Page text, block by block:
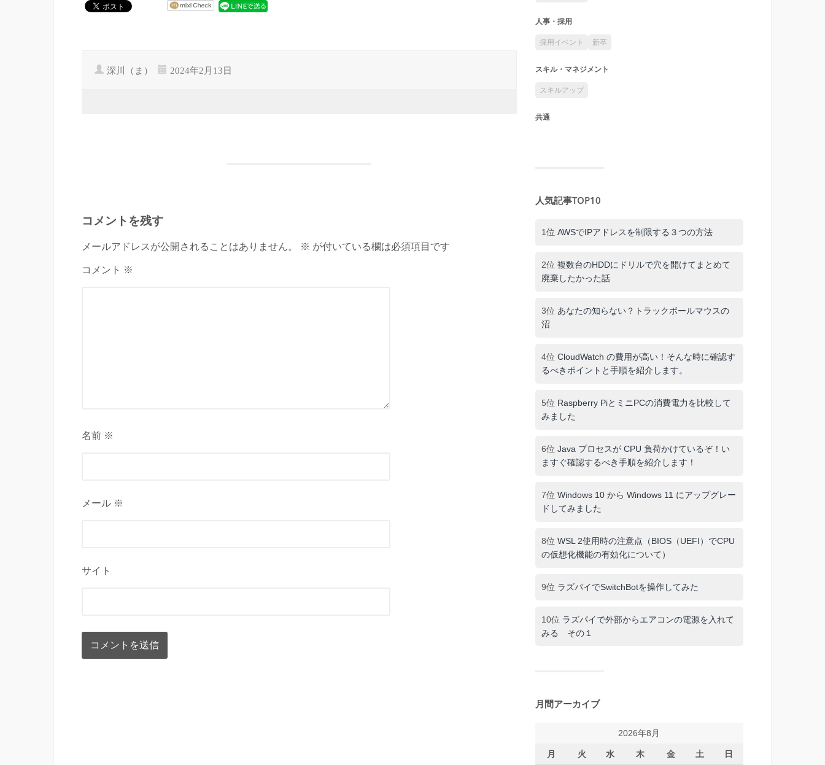
深川（ま） 2024年2月13日
コメントを残す
メールアドレスが公開されることはありません。 ※ が付いている欄は必須項目です
コメント ※
名前 ※
メール ※
サイト
人事・採用
採用イベント 新卒
スキル・マネジメント
スキルアップ
共通
人気記事TOP10
1位 AWSでIPアドレスを制限する３つの方法
2位 複数台のHDDにドリルで穴を開けてまとめて
廃棄したかった話
3位 あなたの知らない？トラックボールマウスの
沼
4位 CloudWatch の費用が高い！そんな時に確認す
るべきポイントと手順を紹介します。
5位 Raspberry PiとミニPCの消費電力を比較して
みました
6位 Java プロセスが CPU 負荷かけているぞ！い
ますぐ確認するべき手順を紹介します！
7位 Windows 10 から Windows 11 にアップグレー
ドしてみました
8位 WSL 2使用時の注意点（BIOS（UEFI）でCPU
の仮想化機能の有効化について）
9位 ラズパイでSwitchBotを操作してみた
10位 ラズパイで外部からエアコンの電源を入れて
みる その１
月間アーカイブ
2026年8月
月 火 水 木 金 土 日